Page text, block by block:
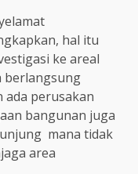
hal itu
ke areal
berlangsung
ada perusakan
bangunan juga
mana tidak
area